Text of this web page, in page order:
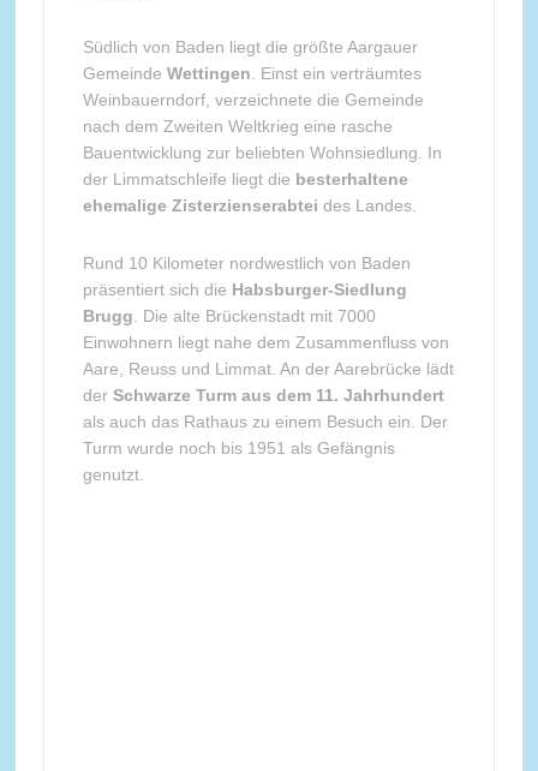
Südlich von Baden liegt die größte Aargauer
Gemeinde Wettingen . Einst ein verträumtes
Weinbauerndorf, verzeichnete die Gemeinde
nach dem Zweiten Weltkrieg eine rasche
Bauentwicklung zur beliebten Wohnsiedlung. In
der Limmatschleife liegt die besterhaltene
ehemalige Zisterzienserabtei des Landes.
Rund 10 Kilometer nordwestlich von Baden
präsentiert sich die Habsburger-Siedlung
Brugg . Die alte Brückenstadt mit 7000
Einwohnern liegt nahe dem Zusammenfluss von
Aare, Reuss und Limmat. An der Aarebrücke lädt
der Schwarze Turm aus dem 11. Jahrhundert
als auch das Rathaus zu einem Besuch ein. Der
Turm wurde noch bis 1951 als Gefängnis
genutzt.